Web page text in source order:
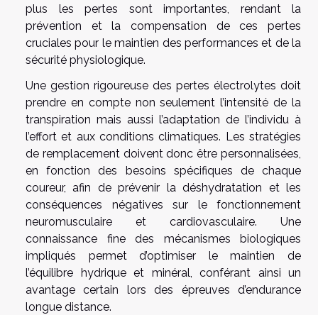
plus les pertes sont importantes, rendant la
prévention et la compensation de ces pertes
cruciales pour le maintien des performances et de la
sécurité physiologique.
Une gestion rigoureuse des pertes électrolytes doit
prendre en compte non seulement l’intensité de la
transpiration mais aussi l’adaptation de l’individu à
l’effort et aux conditions climatiques. Les stratégies
de remplacement doivent donc être personnalisées,
en fonction des besoins spécifiques de chaque
coureur, afin de prévenir la déshydratation et les
conséquences négatives sur le fonctionnement
neuromusculaire et cardiovasculaire. Une
connaissance fine des mécanismes biologiques
impliqués permet d’optimiser le maintien de
l’équilibre hydrique et minéral, conférant ainsi un
avantage certain lors des épreuves d’endurance
longue distance.